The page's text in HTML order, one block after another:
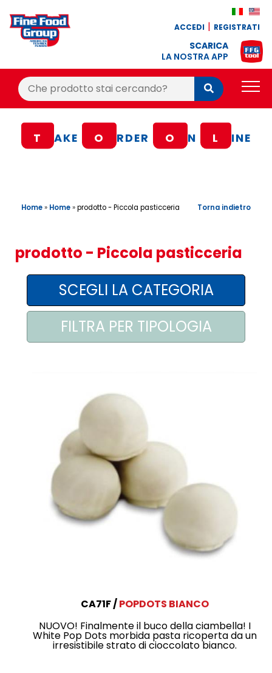
ACCEDI REGISTRATI
SCARICA
LA NOSTRA APP
Cerca:
Cerca
BLOG
CONTATTI
AREA AGENTI
T AKE O RDER O N L INE
Home» Home»prodotto - Piccola pasticceria Torna indietro
prodotto - Piccola pasticceria
CA71F
POPDOTS BIANCO
NUOVO! Finalmente il buco della ciambella! I
White Pop Dots morbida pasta ricoperta da un
irresistibile strato di cioccolato bianco.